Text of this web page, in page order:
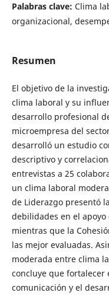
Palabras clave: Clima
organizacional,
Resumen
El objetivo de la
clima laboral y su
desarrollo profesional
microempresa del
desarrolló un estudio
descriptivo y
entrevistas a 25
un clima laboral
de Liderazgo presentó
debilidades en el
mientras que la
las mejor evaluadas.
moderada entre clima
concluye que fortalecer
comunicación y el